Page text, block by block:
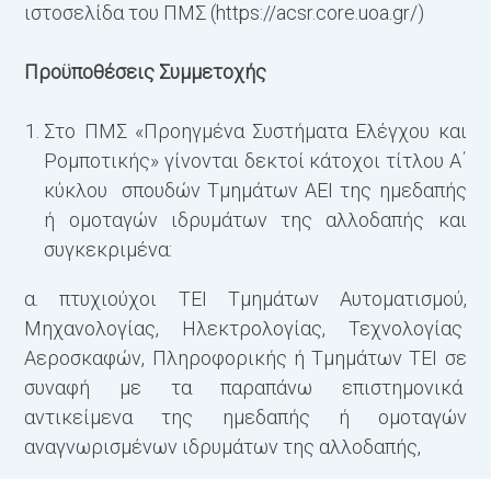
ιστοσελίδα του ΠΜΣ (https://acsr.core.uoa.gr/)
Προϋποθέσεις Συμμετοχής
Στο ΠΜΣ «Προηγμένα Συστήματα Ελέγχου και
Ρομποτικής» γίνονται δεκτοί κάτοχοι τίτλου Α΄
κύκλου σπουδών Τμημάτων ΑΕΙ της ημεδαπής
ή ομοταγών ιδρυμάτων της αλλοδαπής και
συγκεκριμένα:
α. πτυχιούχοι ΤΕΙ Τμημάτων Αυτοματισμού,
Μηχανολογίας, Ηλεκτρολογίας, Τεχνολογίας
Αεροσκαφών, Πληροφορικής ή Τμημάτων ΤΕΙ σε
συναφή με τα παραπάνω επιστημονικά
αντικείμενα της ημεδαπής ή ομοταγών
αναγνωρισμένων ιδρυμάτων της αλλοδαπής,